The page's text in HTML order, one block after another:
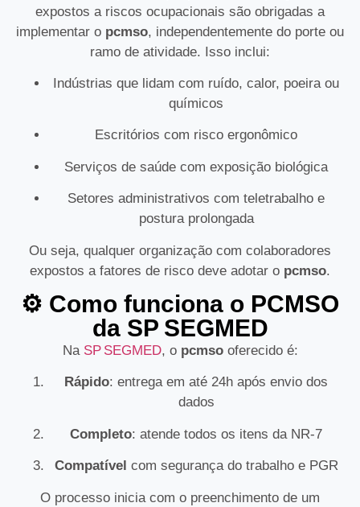
expostos a riscos ocupacionais são obrigadas a
implementar o pcmso, independentemente do porte ou
ramo de atividade. Isso inclui:
Indústrias que lidam com ruído, calor, poeira ou
químicos
Escritórios com risco ergonômico
Serviços de saúde com exposição biológica
Setores administrativos com teletrabalho e
postura prolongada
Ou seja, qualquer organização com colaboradores
expostos a fatores de risco deve adotar o pcmso.
⚙️ Como funciona o PCMSO
da SP SEGMED
Na SP SEGMED, o pcmsooferecido é:
Rápido: entrega em até 24h após envio dos
dados
Completo: atende todos os itens da NR‑7
Compatível com segurança do trabalho e PGR
O processo inicia com o preenchimento de um